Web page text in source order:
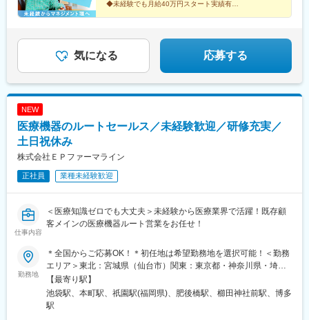
希望・移住希望の方はお気軽にご相談ください！※【北海道】【東
京都】【神奈川県】【新潟県】【三重県】【滋賀県】【沖縄県】
用会社負担等の移住支援あり（規定有）・U・Iターン転勤希望者
への1年間の支援あり（規定有）★江戸川・川崎・湘南・川越・香
川・徳島・青森にて新規事業所オープン！
◆未経験でも月給40万円スタート実績有
気になる 応募する
NEW
医療機器のルートセールス／未経験歓迎／研修充実／
土日祝休み
株式会社ＥＰファーマライン
正社員 業種未経験歓迎
仕事内容
＜医療知識ゼロでも大丈夫＞未経験から医療業界で活躍！既存顧
客メインの医療機器ルート営業をお任せ！
勤務地
＊全国からご応募OK！＊初任地は希望勤務地を選択可能！＜勤務
エリア＞東北：宮城県（仙台市）関東：東京都・神奈川県・埼玉
県・千葉県・栃木県・群馬県東海：愛知県・静岡県・岐阜県信
越：長野県（松本市）北陸：石川県（金沢市）関西：大阪府・兵
庫県中国：広島県四国：香川県（高松市）・愛媛県（松山市）九
【最寄り駅】
池袋駅、本町駅、祇園駅(福岡県)、肥後橋駅、櫛田神社前駅、博多
駅